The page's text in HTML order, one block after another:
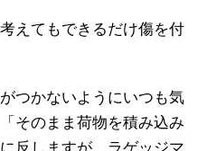
えてもできるだけ傷を付
つかないようにいつも気
そのまま荷物を積み込み